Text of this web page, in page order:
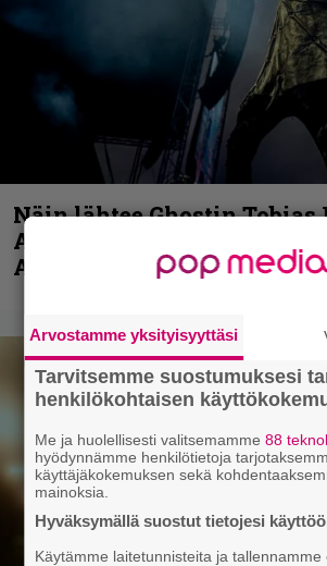
Näin lähtee Ghostin Tobias
Accept – menossa mukana
Anthrax- ja Korn-miehistöä
Arvostamme yksityisyyttäsi
Tarvitsemme suostumuksesi
henkilökohtaisen
Me ja huolellisesti valitsemamme88
hyödynnämme henkilötietoja
käyttäjäkokemuksen sekä
mainoksia.
Hyväksymällä suostut tietojesi
Käytämme laitetunnisteita ja tallennamme